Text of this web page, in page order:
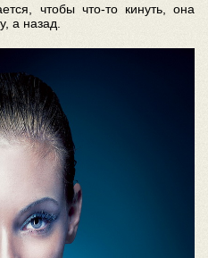
чтобы что-то кинуть, она
а назад.